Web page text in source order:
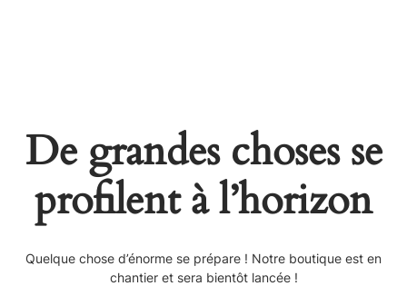
De grandes choses se
profilent à l’horizon
Quelque chose d’énorme se prépare ! Notre boutique est en
chantier et sera bientôt lancée !